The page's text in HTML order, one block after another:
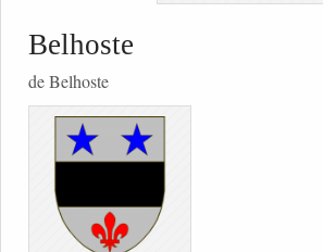
Belhoste
de Belhoste